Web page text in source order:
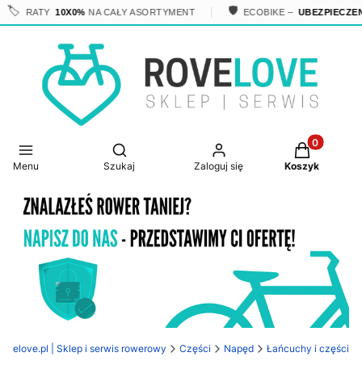
🏷️ RATY 10X0%NA CAŁY ASORTYMENT 🛡️ ECOBIKE –
Menu
Otwórz wyszukiwarkę
Szukaj Zaloguj się
Produkty
Koszyk
| Sklep i serwis rowerowy Części Napęd Łańcuchy i części